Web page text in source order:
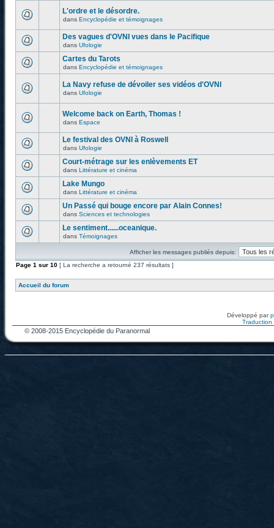
L'ordre et le désordre.
dans Encyclopédie et témoignages
Des vagues d'OVNI vues dans le Pacifique
dans Ufologie
Cartes du Tarots
dans Encyclopédie et témoignages
La Navy refuse de dévoiler ses vidéos d'OVNI
dans Ufologie
Welcome back on Earth, Thomas !
dans Espace
Le festival des OVNI à Roswell
dans Ufologie
Court-métrage sur les enlèvements ET
dans Littérature et cinéma
Lake Mungo
dans Littérature et cinéma
Un Passé qui bouge encore par Alain Connes!
dans Sciences et technologies
Le sentiment......oceanique.
dans Témoignages
Afficher les messages publiés depuis:
Page 1 sur 10 [ La recherche a retourné 237 résultats ]
Accueil du forum
Développé par
Traduction
© 2008-2015 Encyclopédie du Paranormal